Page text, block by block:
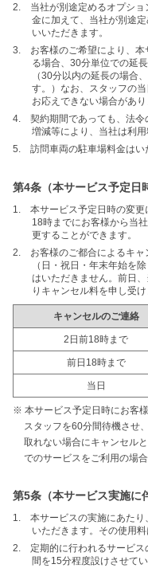
2. 当社が別途定めるオプショ
金に加えて、当社が別途
いいただきます。
3. お客様のご希望により、本
る場合、30分単位での延
（30分以内の延長の場合
す。）なお、スタッフの
お応えできない場合があり
4. 契約期間であっても、法令
増減等により、当社は利
5. 訪問車両の駐車場料金はい
第4条（本サービス予定日
1. 本サービス予定日時の変更
18時までにお客様から当
更することができます。
2. お客様のご都合によるキャ
（日・祝日・年末年始を
はいただきません。前日
りキャンセル料を申し受け
キャンセルのご連絡
2日前18時まで
前日18時まで
当日
※ 本サービス予定日時にお客
スタッフを60分間待機させ
取れない場合にキャンセル
でのサービスをご利用の場
第5条（本サービス実施に
1. 本サービスの実施にあたり
いただきます。その使用
2. 定期的に行われるサービス
間を15分程度設けさせてい